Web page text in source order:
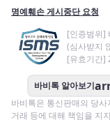
명예훼손 게시중단 요청
[인증범위]
(심사받지
[유효기간]
바비톡 알아보기
바비톡은 통신판매의 당
거래 등에 대해 책임을 지